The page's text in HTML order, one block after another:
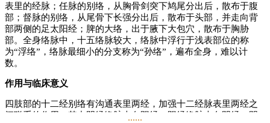
表里的经脉；任脉的别络，从胸骨剑突下鸠尾分出后，散布于腹
部；督脉的别络，从尾骨下长强分出后，散布于头部，并走向背
部两侧的足太阳经；脾的大络，出于腋下大包穴，散布于胸胁
部。全身络脉中，十五络脉较大，络脉中浮行于浅表部位的称
为“浮络”，络脉最细小的分支称为“孙络”，遍布全身，难以计
数。
作用与临床意义
四肢部的十二经别络有沟通表里两经，加强十二经脉表里两经之
间联系的作用。其中阴经络脉走向阳经，阳经络脉走向阴经，阴
......